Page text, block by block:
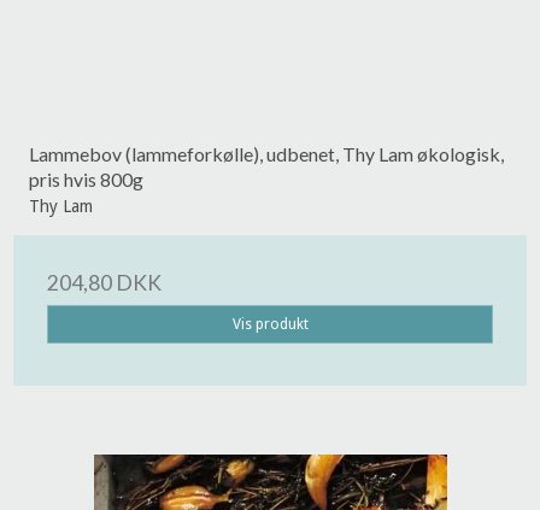
Lammebov (lammeforkølle), udbenet, Thy Lam økologisk,
pris hvis 800g
Thy Lam
204,80 DKK
Vis produkt